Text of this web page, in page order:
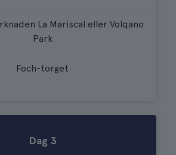
La Mariscal eller Volqano
Park
Foch-torget
Dag 3